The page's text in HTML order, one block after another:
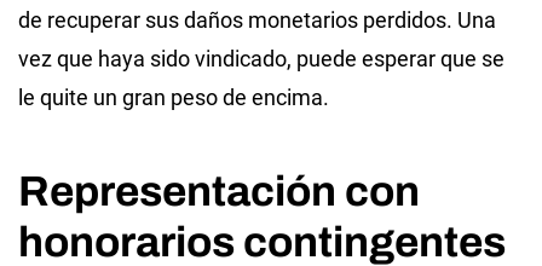
de recuperar sus daños monetarios perdidos. Una
vez que haya sido vindicado, puede esperar que se
le quite un gran peso de encima.
Representación con
honorarios contingentes